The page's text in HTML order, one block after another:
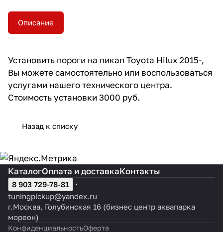
Описание
Установить пороги на пикап Toyota Hilux 2015-,
Вы можете самостоятельно или воспользоваться
услугами нашего технического центра.
Стоимость установки 3000 руб.
Назад к списку
КаталогОплата и доставкаКонтакты
8 903 729-78-81
tuningpickup@yandex.ru
г.Москва, Голубинская 16 (бизнес центр аквапарка
мореон)
КонфиденциальностьОферта